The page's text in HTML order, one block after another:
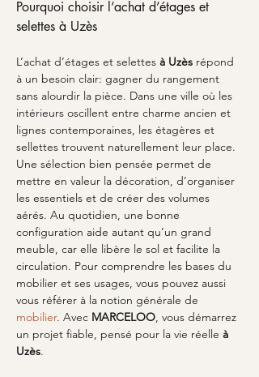
Pourquoi choisir l’achat d’étages et
selettes à Uzès
L’achat d’étages et selettes à Uzès répond
à un besoin clair: gagner du rangement
sans alourdir la pièce. Dans une ville où les
intérieurs oscillent entre charme ancien et
lignes contemporaines, les étagères et
sellettes trouvent naturellement leur place.
Une sélection bien pensée permet de
mettre en valeur la décoration, d’organiser
les essentiels et de créer des volumes
aérés. Au quotidien, une bonne
configuration aide autant qu’un grand
meuble, car elle libère le sol et facilite la
circulation. Pour comprendre les bases du
mobilier et ses usages, vous pouvez aussi
vous référer à la notion générale de
mobilier. Avec MARCELOO, vous démarrez
un projet fiable, pensé pour la vie réelle à
Uzès.